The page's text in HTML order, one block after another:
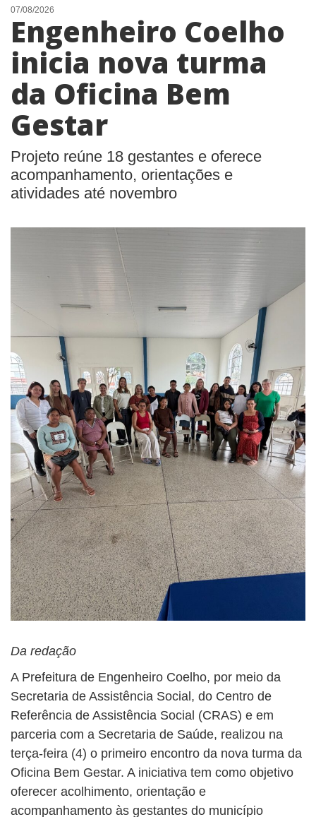
07/08/2026
Engenheiro Coelho
inicia nova turma
da Oficina Bem
Gestar
Projeto reúne 18 gestantes e oferece
acompanhamento, orientações e
atividades até novembro
Da redação
A Prefeitura de Engenheiro Coelho, por meio da
Secretaria de Assistência Social, do Centro de
Referência de Assistência Social (CRAS) e em
parceria com a Secretaria de Saúde, realizou na
terça-feira (4) o primeiro encontro da nova turma da
Oficina Bem Gestar. A iniciativa tem como objetivo
oferecer acolhimento, orientação e
acompanhamento às gestantes do município